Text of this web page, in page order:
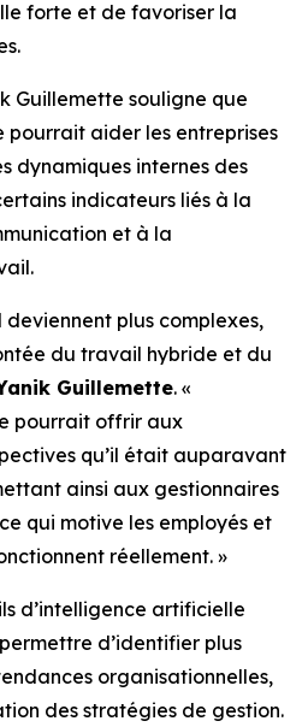
forte et de favoriser la
Guillemette souligne que
pourrait aider les entreprises
dynamiques internes des
indicateurs liés à la
et à la
plus complexes,
du travail hybride et du
Guillemette. «
pourrait offrir aux
qu’il était auparavant
ainsi aux gestionnaires
qui motive les employés et
réellement. »
d’intelligence artificielle
d’identifier plus
organisationnelles,
des stratégies de gestion.